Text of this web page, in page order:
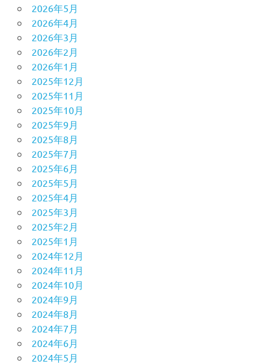
2026年5月
2026年4月
2026年3月
2026年2月
2026年1月
2025年12月
2025年11月
2025年10月
2025年9月
2025年8月
2025年7月
2025年6月
2025年5月
2025年4月
2025年3月
2025年2月
2025年1月
2024年12月
2024年11月
2024年10月
2024年9月
2024年8月
2024年7月
2024年6月
2024年5月